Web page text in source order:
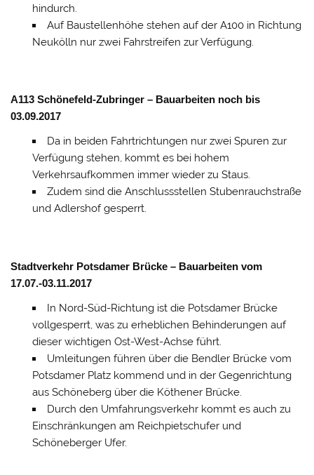
hindurch.
Auf Baustellenhöhe stehen auf der A100 in Richtung
Neukölln nur zwei Fahrstreifen zur Verfügung.
A113 Schönefeld-Zubringer – Bauarbeiten noch bis
03.09.2017
Da in beiden Fahrtrichtungen nur zwei Spuren zur
Verfügung stehen, kommt es bei hohem
Verkehrsaufkommen immer wieder zu Staus.
Zudem sind die Anschlussstellen Stubenrauchstraße
und Adlershof gesperrt.
Stadtverkehr Potsdamer Brücke – Bauarbeiten vom
17.07.-03.11.2017
In Nord-Süd-Richtung ist die Potsdamer Brücke
vollgesperrt, was zu erheblichen Behinderungen auf
dieser wichtigen Ost-West-Achse führt.
Umleitungen führen über die Bendler Brücke vom
Potsdamer Platz kommend und in der Gegenrichtung
aus Schöneberg über die Köthener Brücke.
Durch den Umfahrungsverkehr kommt es auch zu
Einschränkungen am Reichpietschufer und
Schöneberger Ufer.